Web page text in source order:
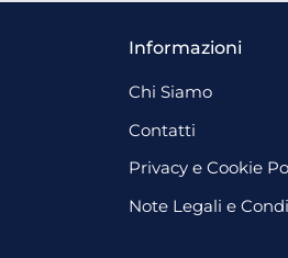
Informazioni
Chi Siamo
Contatti
Privacy e Cookie
Note Legali e